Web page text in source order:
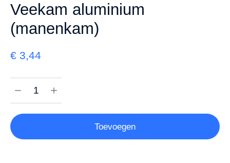
Veekam aluminium
(manenkam)
€ 3,44
Toevoegen